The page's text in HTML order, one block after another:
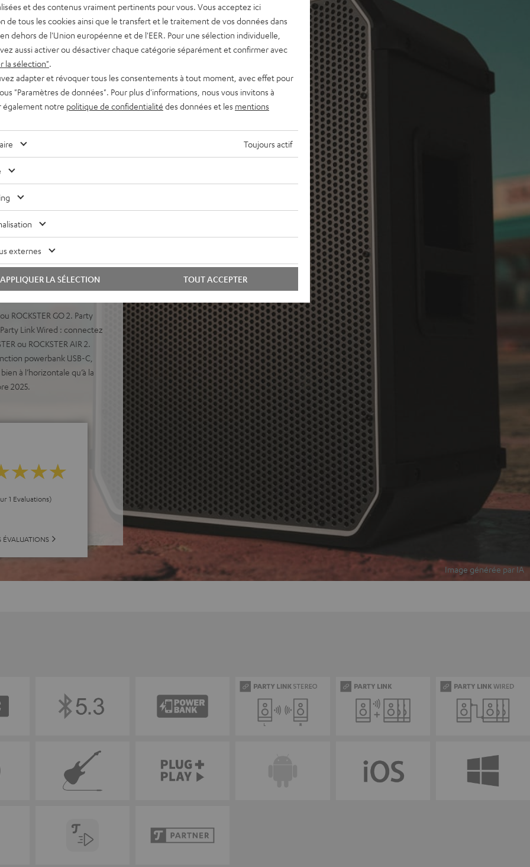
XLR fourni. Profitez d’un
stéréo, riche en détails,
du ROCKSTER NEO au
Teufel, développé en
tout droit des États-Unis
ultra puissante pour des
tweeter à compression
et un son de type sono
activable.
en mode Eco. Batterie
fonction de
Bluetooth AAC,
entrées combo XLR
Mixez-les facilement
ROCKSTER GO 2. Party
Link Wired : connectez
ou ROCKSTER AIR 2.
powerbank USB-C,
à l’horizontale qu’à la
2025.
1 Evaluations)
ÉVALUATIONS
et des contenus vraiment pertinents pour vous. Vous acceptez ici
de tous les cookies ainsi que le transfert et le traitement de vos données dans
dehors de l'Union européenne et de l'EER. Pour une sélection individuelle,
aussi activer ou désactiver chaque catégorie séparément et confirmer avec
la sélection"
adapter et révoquer tous les consentements à tout moment, avec effet pour
"Paramètres de données". Pour plus d'informations, nous vous invitons à
également notre politique de confidentialité des données et les mentions
Toujours actif
externes
TOUT ACCEPTER
APPLIQUER LA SÉLECTION